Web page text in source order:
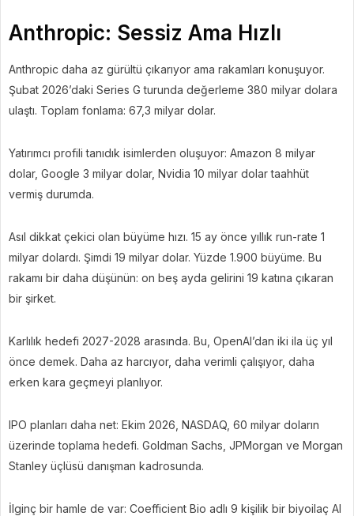
Anthropic: Sessiz Ama Hızlı
Anthropic daha az gürültü çıkarıyor ama rakamları konuşuyor.
Şubat 2026’daki Series G turunda değerleme 380 milyar dolara
ulaştı. Toplam fonlama: 67,3 milyar dolar.
Yatırımcı profili tanıdık isimlerden oluşuyor: Amazon 8 milyar
dolar, Google 3 milyar dolar, Nvidia 10 milyar dolar taahhüt
vermiş durumda.
Asıl dikkat çekici olan büyüme hızı. 15 ay önce yıllık run-rate 1
milyar dolardı. Şimdi 19 milyar dolar. Yüzde 1.900 büyüme. Bu
rakamı bir daha düşünün: on beş ayda gelirini 19 katına çıkaran
bir şirket.
Karlılık hedefi 2027-2028 arasında. Bu, OpenAI’dan iki ila üç yıl
önce demek. Daha az harcıyor, daha verimli çalışıyor, daha
erken kara geçmeyi planlıyor.
IPO planları daha net: Ekim 2026, NASDAQ, 60 milyar doların
üzerinde toplama hedefi. Goldman Sachs, JPMorgan ve Morgan
Stanley üçlüsü danışman kadrosunda.
İlginç bir hamle de var: Coefficient Bio adlı 9 kişilik bir biyoilaç AI